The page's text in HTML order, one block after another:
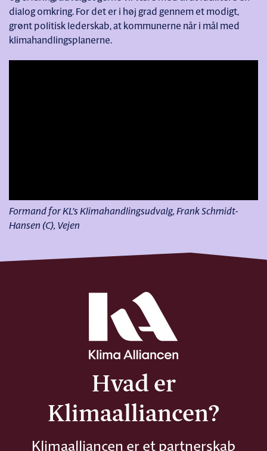
dialog omkring. For det er i høj grad gennem et modigt,
grønt politisk lederskab, at kommunerne når i mål med
klimahandlingsplanerne.
Formand for KL’s Klimahandlingsudvalg, Frank Schmidt-
Hansen (C), Vejen
Hvad er
Klimaalliancen?
Klimaalliancen er et partnerskab